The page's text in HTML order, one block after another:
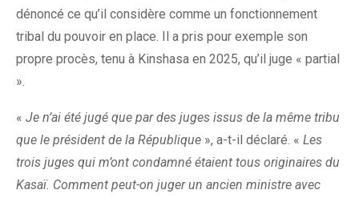
dénoncé ce qu’il considère comme un fonctionnement
tribal du pouvoir en place. Il a pris pour exemple son
propre procès, tenu à Kinshasa en 2025, qu’il juge « partial
».
« Je n’ai été jugé que par des juges issus de la même tribu
que le président de la République », a-t-il déclaré. « Les
trois juges qui m’ont condamné étaient tous originaires du
Kasaï. Comment peut-on juger un ancien ministre avec